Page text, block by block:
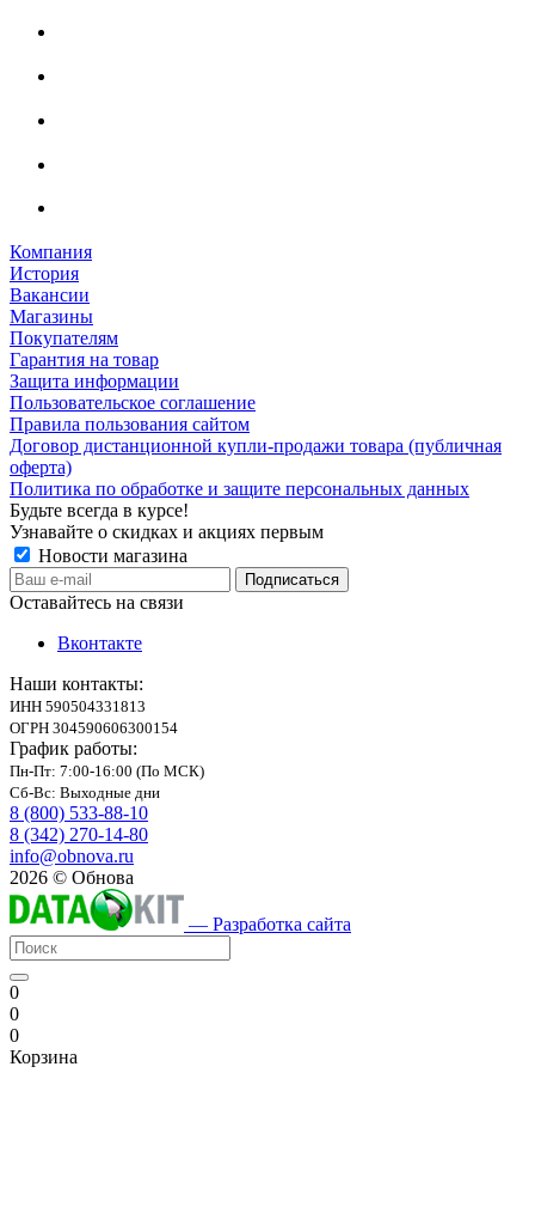
Компания
История
Вакансии
Магазины
Покупателям
Гарантия на товар
Защита информации
Пользовательское соглашение
Правила пользования сайтом
Договор дистанционной купли-продажи товара (публичная
оферта)
Политика по обработке и защите персональных данных
Будьте всегда в курсе!
Узнавайте о скидках и акциях первым
Новости магазина
Оставайтесь на связи
Вконтакте
Наши контакты:
ИНН 590504331813
ОГРН 304590606300154
График работы:
Пн-Пт: 7:00-16:00 (По МСК)
Сб-Вс: Выходные дни
8 (800) 533-88-10
8 (342) 270-14-80
info@obnova.ru
2026 © Обнова
— Разработка сайта
0
0
0
Корзина